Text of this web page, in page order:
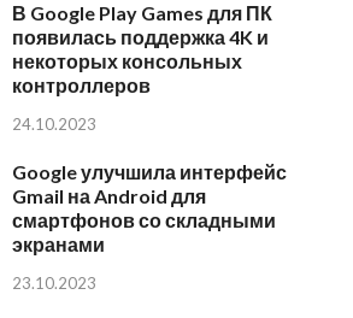
В Google Play Games для ПК
появилась поддержка 4K и
некоторых консольных
контроллеров
24.10.2023
Google улучшила интерфейс
Gmail на Android для
смартфонов со складными
экранами
23.10.2023